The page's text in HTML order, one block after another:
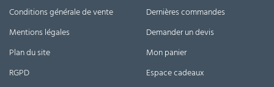
Conditions générale de vente
Mentions légales
Plan du site
RGPD
Dernières commandes
Demander un devis
Mon panier
Espace cadeaux